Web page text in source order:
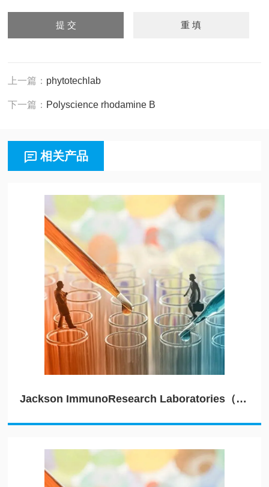
上一篇： phytotechlab
下一篇： Polyscience rhodamine B
相关产品
Jackson ImmunoResearch Laboratories（JIRL）